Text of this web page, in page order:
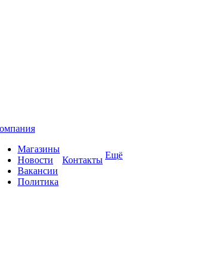
Магазины
Новости
Вакансии
Политика
Контакты Ещё